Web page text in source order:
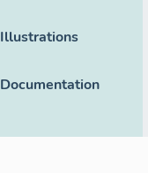
Illustrations
Documentation